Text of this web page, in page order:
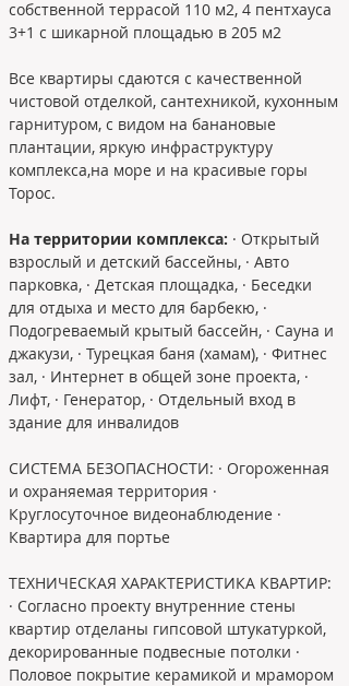
собственной террасой 110 м2, 4 пентхауса
3+1 с шикарной площадью в 205 м2
Все квартиры сдаются с качественной
чистовой отделкой, сантехникой, кухонным
гарнитуром, с видом на банановые
плантации, яркую инфраструктуру
комплекса,на море и на красивые горы
Торос.
На территории комплекса: · Открытый
взрослый и детский бассейны, · Авто
парковка, · Детская площадка, · Беседки
для отдыха и место для барбекю, ·
Подогреваемый крытый бассейн, · Сауна и
джакузи, · Турецкая баня (хамам), · Фитнес
зал, · Интернет в общей зоне проекта, ·
Лифт, · Генератор, · Отдельный вход в
здание для инвалидов
СИСТЕМА БЕЗОПАСНОСТИ: · Огороженная
и охраняемая территория ·
Круглосуточное видеонаблюдение ·
Квартира для портье
ТЕХНИЧЕСКАЯ ХАРАКТЕРИСТИКА КВАРТИР:
· Согласно проекту внутренние стены
квартир отделаны гипсовой штукатуркой,
декорированные подвесные потолки ·
Половое покрытие керамикой и мрамором